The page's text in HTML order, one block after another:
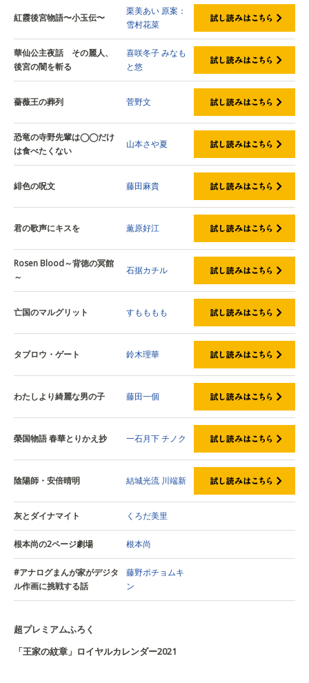
紅霞後宮物語〜小玉伝〜
栗美あい 原案：
雪村花菜
華仙公主夜話 その麗人、
後宮の闇を斬る
喜咲冬子みなも
と悠
薔薇王の葬列 菅野文
恐竜の寺野先輩は◯◯だけ
は食べたくない
山本さや夏
緋色の呪文 藤田麻貴
君の歌声にキスを 薫原好江
Rosen Blood～背徳の冥館
～
石据カチル
亡国のマルグリット すもももも
タブロウ・ゲート 鈴木理華
わたしより綺麗な男の子 藤田一個
榮国物語 春華とりかえ抄 一石月下チノク
陰陽師・安倍晴明 結城光流 川端新
灰とダイナマイト くろだ美里
根本尚の2ページ劇場 根本尚
#アナログまんが家がデジタ
ル作画に挑戦する話
藤野ポチョムキ
ン
超プレミアムふろく
「王家の紋章」ロイヤルカレンダー2021